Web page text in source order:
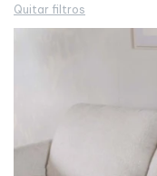
Quitar filtros